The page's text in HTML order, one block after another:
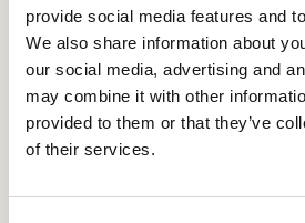
provide social media features and
We also share information about
our social media, advertising and
may combine it with other
provided to them or that they’ve
of their services.
Trockenzeit / Winter
Kühler und trockener
moderaten Temperaturen,
weniger Luftfeuchte und
geringerer Zyklon-Gefahr.
Wassersport und